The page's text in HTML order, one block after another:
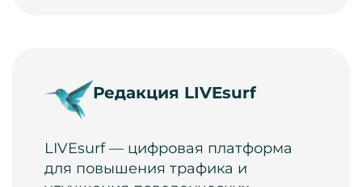
Редакция LIVEsurf
LIVEsurf — цифровая платформа
для повышения трафика и